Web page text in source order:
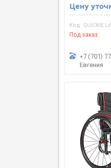
Цену
QUICKIE
Под заказ
+7 (701)
Евгения